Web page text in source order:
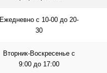
Ежедневно с 10-00 до 20-
30
Вторник-Воскресенье с
9:00 до 17:00